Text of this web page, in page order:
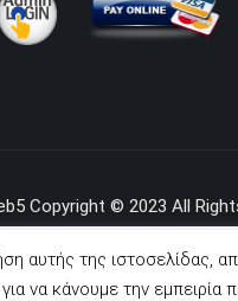
Copyright © 2023 All
αυτής της ιστοσελίδας,
να κάνουμε την εμπειρία